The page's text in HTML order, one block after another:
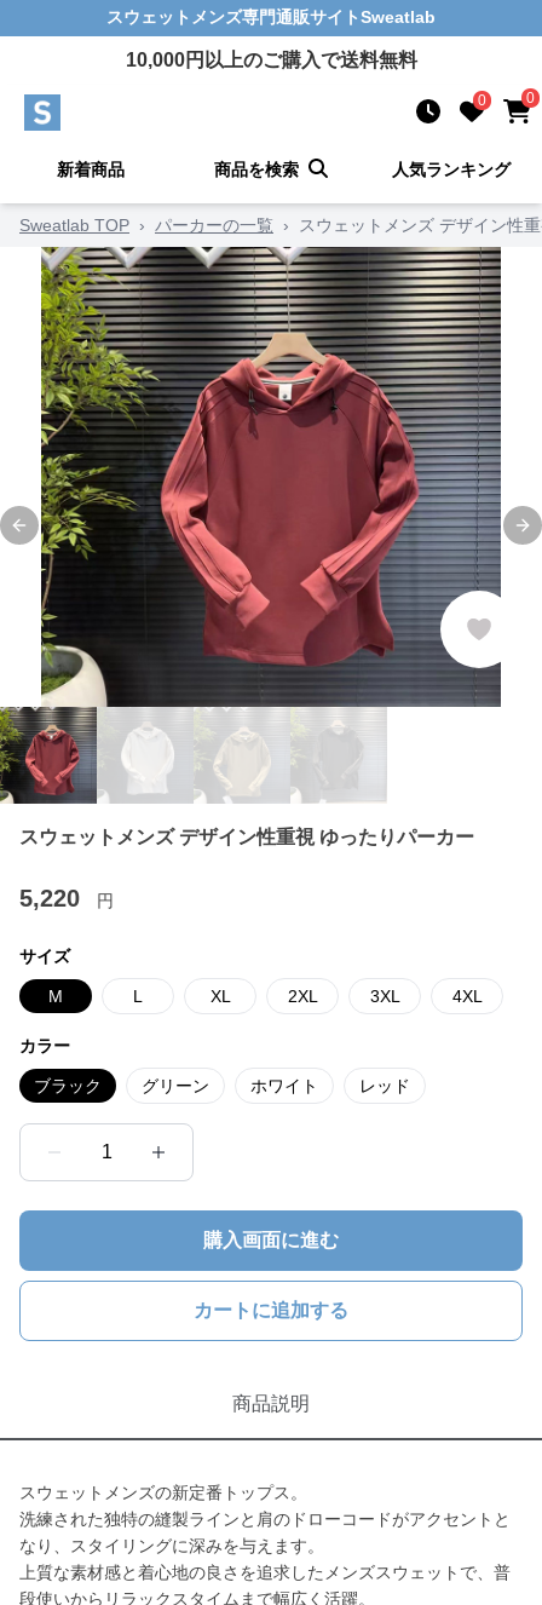
スウェットメンズ専門通販サイトSweatlab
10,000円以上のご購入で送料無料
0 0
新着商品 商品を検索 人気ランキング
Sweatlab TOP › パーカーの一覧 › スウェットメンズ デザイン性
Previous slide
スウェットメンズ デザイン性重視 ゆったりパーカー
5,220 円
サイズ
M L XL 2XL 3XL 4XL
カラー
ブラック グリーン ホワイト レッド
1
購入画面に進む
カートに追加する
商品説明
スウェットメンズの新定番トップス。
洗練された独特の縫製ラインと肩のドローコードがアクセントと
なり、スタイリングに深みを与えます。
上質な素材感と着心地の良さを追求したメンズスウェットで、普
段使いからリラックスタイムまで幅広く活躍。